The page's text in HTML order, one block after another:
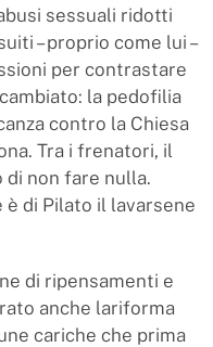
sessuali ridotti
– proprio come lui –
per contrastare
la pedofilia
contro la Chiesa
Tra i frenatori, il
di non fare nulla.
di Pilato il lavarsene
di ripensamenti e
anche lariforma
cariche che prima